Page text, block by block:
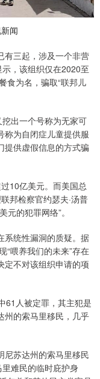
闻
三起，涉及一个非营
，该组织仅在2020至
食为名，骗取“联邦儿
出一个号称为无家可
称为自闭症儿童提供服
提供虚假信息的方式骗
10亿美元。而美国总
邦检察官约瑟夫·汤普
的犯罪网络”。
统性漏洞的质疑。据
“喂养我们的未来”存在
定不对该组织申请的项
人被定罪，其主犯是
州的索马里移民，几乎
苏达州的索马里移民
难民的临时庇护身